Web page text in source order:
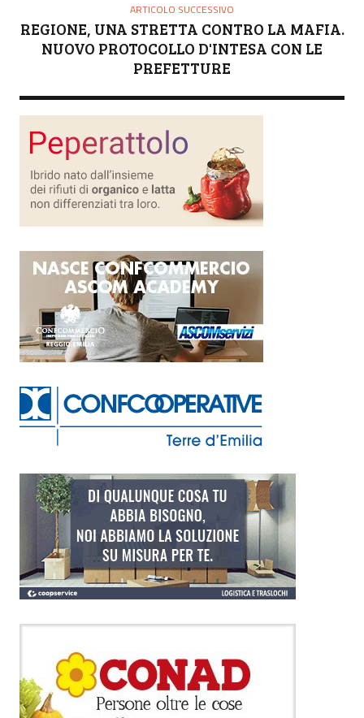
ARTICOLO SUCCESSIVO
REGIONE, UNA STRETTA CONTRO LA MAFIA.
NUOVO PROTOCOLLO D'INTESA CON LE
PREFETTURE